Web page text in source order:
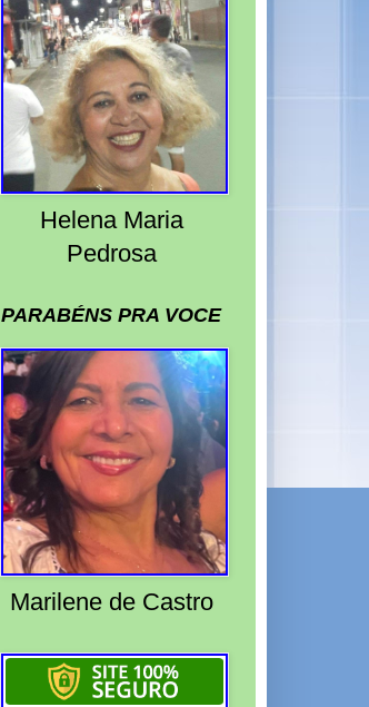
Helena Maria
Pedrosa
PARABÉNS PRA VOCE
Marilene de Castro